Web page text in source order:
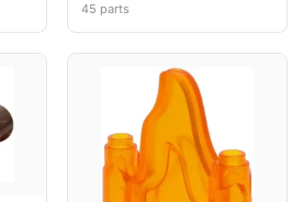
45 parts